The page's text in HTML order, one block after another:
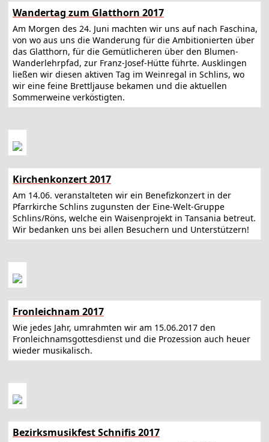
Wandertag zum Glatthorn 2017
Am Morgen des 24. Juni machten wir uns auf nach Faschina,
von wo aus uns die Wanderung für die Ambitionierten über
das Glatthorn, für die Gemütlicheren über den Blumen-
Wanderlehrpfad, zur Franz-Josef-Hütte führte. Ausklingen
ließen wir diesen aktiven Tag im Weinregal in Schlins, wo
wir eine feine Brettljause bekamen und die aktuellen
Sommerweine verköstigten.
Kirchenkonzert 2017
Am 14.06. veranstalteten wir ein Benefizkonzert in der
Pfarrkirche Schlins zugunsten der Eine-Welt-Gruppe
Schlins/Röns, welche ein Waisenprojekt in Tansania betreut.
Wir bedanken uns bei allen Besuchern und Unterstützern!
Fronleichnam 2017
Wie jedes Jahr, umrahmten wir am 15.06.2017 den
Fronleichnamsgottesdienst und die Prozession auch heuer
wieder musikalisch.
Bezirksmusikfest Schnifis 2017